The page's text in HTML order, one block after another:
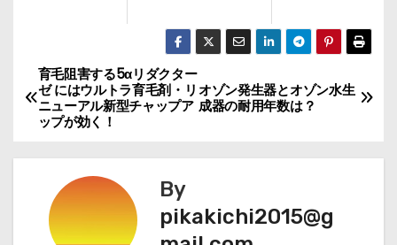
投
稿
ナ
ビ
ゲ
オゾン発生器とオゾン水生
成器の耐用年数は？
育毛阻害する5αリダクター
ゼ にはウルトラ育毛剤・リ
ニューアル新型チャップア
ップが効く！
By
pikakichi2015@g